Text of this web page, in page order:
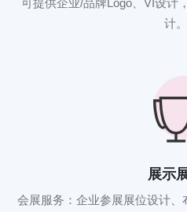
计。
展示
会展服务：企业参展展位设计